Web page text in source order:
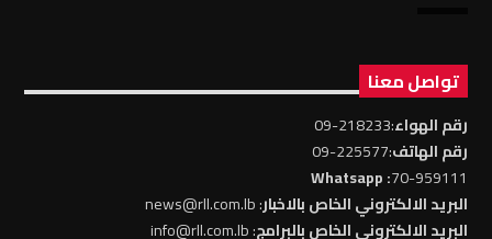
تواصل معنا
رقم الهواء:218233-09
رقم الهاتف:225577-09
70-959111
: Whatsapp
البريد الالكتروني الخاص بالاخبار: news@rll.com.lb
البريد الالكتروني الخاص بالبرامج: info@rll.com.lb